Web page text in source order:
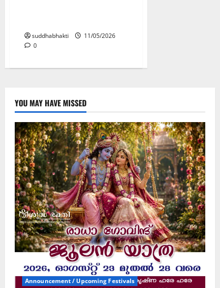
suddhabhakti
11/05/2026
0
YOU MAY HAVE MISSED
Announcement / Upcoming Festivals